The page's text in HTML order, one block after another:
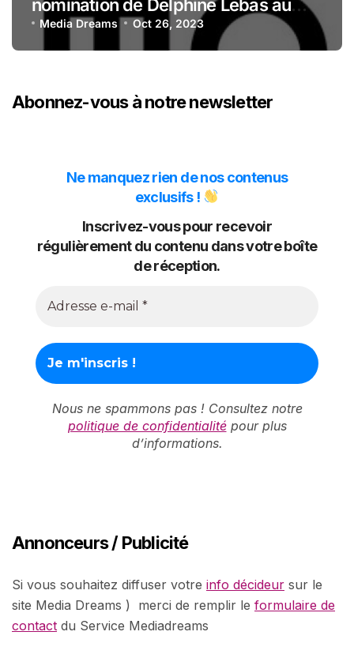
nomination de Delphine Lebas au
poste de Directrice du
Développement et de la
Media Dreams Oct 26, 2023
Abonnez-vous à notre newsletter
Ne manquez rien de nos contenus
exclusifs !
Inscrivez-vous pour recevoir
régulièrement du contenu dans votre boîte
de réception.
Nous ne spammons pas ! Consultez notre
politique de confidentialitépour plus
d’informations.
Annonceurs / Publicité
Si vous souhaitez diffuser votre info décideur sur le
site Media Dreams ) merci de remplir le formulaire de
contact du Service Mediadreams